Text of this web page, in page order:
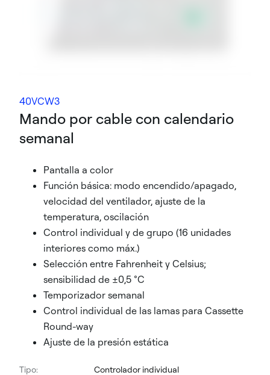
40VCW3
Mando por cable con calendario
semanal
Pantalla a color
Función básica: modo encendido/apagado,
velocidad del ventilador, ajuste de la
temperatura, oscilación
Control individual y de grupo (16 unidades
interiores como máx.)
Selección entre Fahrenheit y Celsius;
sensibilidad de ±0,5 °C
Temporizador semanal
Control individual de las lamas para Cassette
Round-way
Ajuste de la presión estática
Tipo: Controlador individual